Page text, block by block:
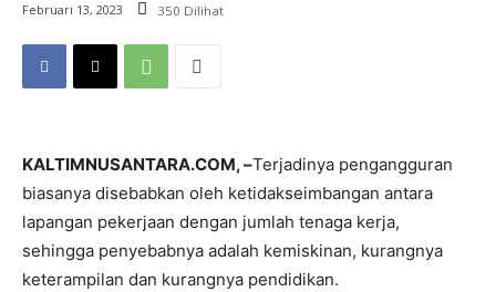
Februari 13, 2023 350 Dilihat
KALTIMNUSANTARA.COM, –Terjadinya pengangguran
biasanya disebabkan oleh ketidakseimbangan antara
lapangan pekerjaan dengan jumlah tenaga kerja,
sehingga penyebabnya adalah kemiskinan, kurangnya
keterampilan dan kurangnya pendidikan.